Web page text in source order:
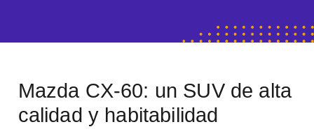
Mazda CX-60: un SUV de alta
calidad y habitabilidad